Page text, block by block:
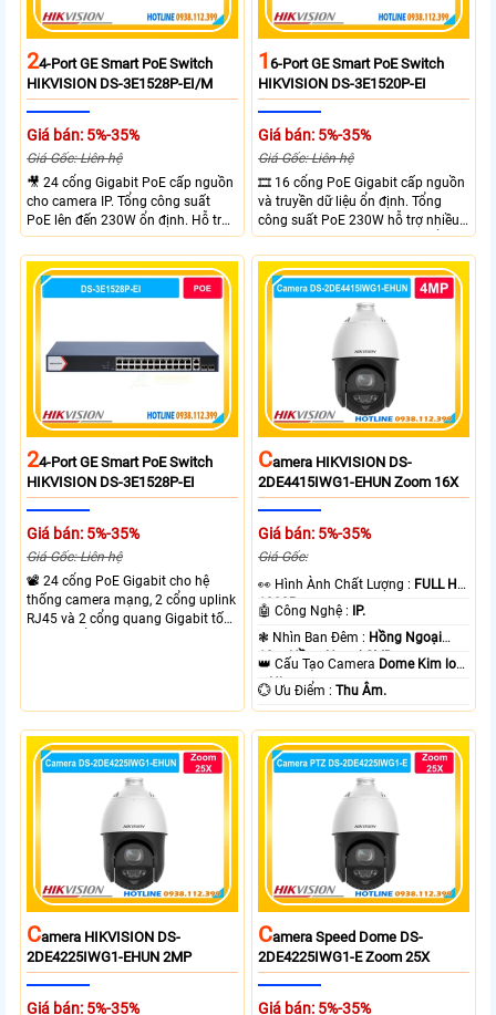
24-Port GE Smart PoE Switch
HIKVISION DS-3E1528P-EI/M
Giá bán: 5%-35%
Giá Gốc: Liên hệ
🎥 24 cổng Gigabit PoE cấp nguồn
cho camera IP. Tổng công suất
PoE lên đến 230W ổn định. Hỗ trợ
truyền PoE xa đến 300 mét. Băng
thông chuyển mạch đạt 68 Gbps
mạnh mẽ.
16-Port GE Smart PoE Switch
HIKVISION DS-3E1520P-EI
Giá bán: 5%-35%
Giá Gốc: Liên hệ
🎞 16 cổng PoE Gigabit cấp nguồn
và truyền dữ liệu ổn định. Tổng
công suất PoE 230W hỗ trợ nhiều
thiết bị cùng lúc. Tốc độ chuyển
mạch 68Gbps đảm bảo hiệu suất
cao ổn định. Hỗ trợ truyền PoE xa
lên đến 300m cho hệ thống
24-Port GE Smart PoE Switch
HIKVISION DS-3E1528P-EI
Giá bán: 5%-35%
Giá Gốc: Liên hệ
📽 24 cổng PoE Gigabit cho hệ
thống camera mạng, 2 cổng uplink
RJ45 và 2 cổng quang Gigabit tốc
CAmera HIKVISION DS-
2DE4415IWG1-EHUN Zoom 16X
Giá bán: 5%-35%
Giá Gốc:
️👀 Hình Ành Chất Lượng : FULL HD
1080P .
🤖️ Công Nghệ :
IP.
❃ Nhìn Ban Đêm : Hồng Ngoại
10m Hồng Ngoại SMD.
👑 Cấu Tạo Camera Dome Kim loại
+ Nhựa.
️💮 Ưu Điểm :Thu Âm.
CAmera HIKVISION DS-
2DE4225IWG1-EHUN 2MP
Giá bán: 5%-35%
CAmera Speed Dome DS-
2DE4225IWG1-E Zoom 25X
Giá bán: 5%-35%